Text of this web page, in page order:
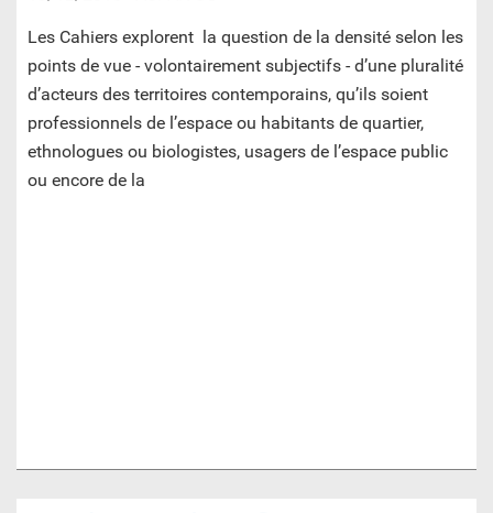
Les Cahiers explorent la question de la densité selon les
points de vue - volontairement subjectifs - d’une pluralité
d’acteurs des territoires contemporains, qu’ils soient
professionnels de l’espace ou habitants de quartier,
ethnologues ou biologistes, usagers de l’espace public
ou encore de la